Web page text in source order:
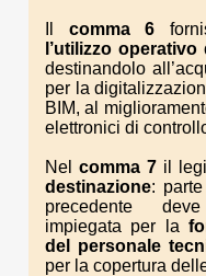
comma 6
l’utilizzo
destinandolo
per la
BIM, al
elettronici di
Nel comma 7 il
destinazione:
precedente
impiegata per la
del personale
per la copertura